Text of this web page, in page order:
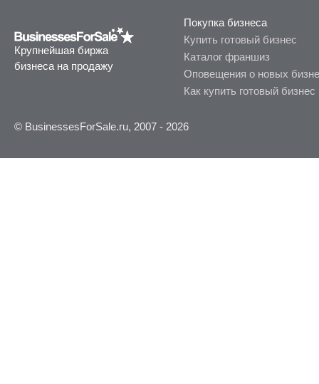
Крупнейшая биржа
бизнеса на продажу
Покупка бизнеса
Купить готовый бизнес
Каталог франшиз
Оповещения о новых
Как купить готовый бизнес
© BusinessesForSale.ru, 2007 - 2026